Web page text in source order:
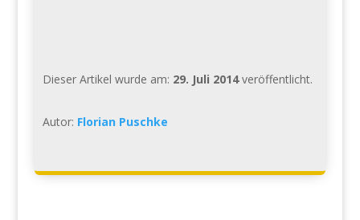
Dieser Artikel wurde am: 29. Juli 2014veröffentlicht.
Autor: Florian Puschke